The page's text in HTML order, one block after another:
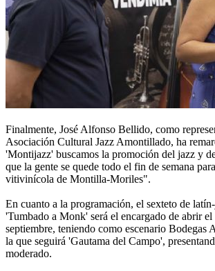
Finalmente, José Alfonso Bellido, como
Asociación Cultural Jazz Amontillado, ha
'Montijazz' buscamos la promoción del jazz y
que la gente se quede todo el fin de semana
vitivinícola de Montilla-Moriles".
En cuanto a la programación, el sexteto de
'Tumbado a Monk' será el encargado de abrir
septiembre, teniendo como escenario Bodegas
la que seguirá 'Gautama del Campo',
moderado.